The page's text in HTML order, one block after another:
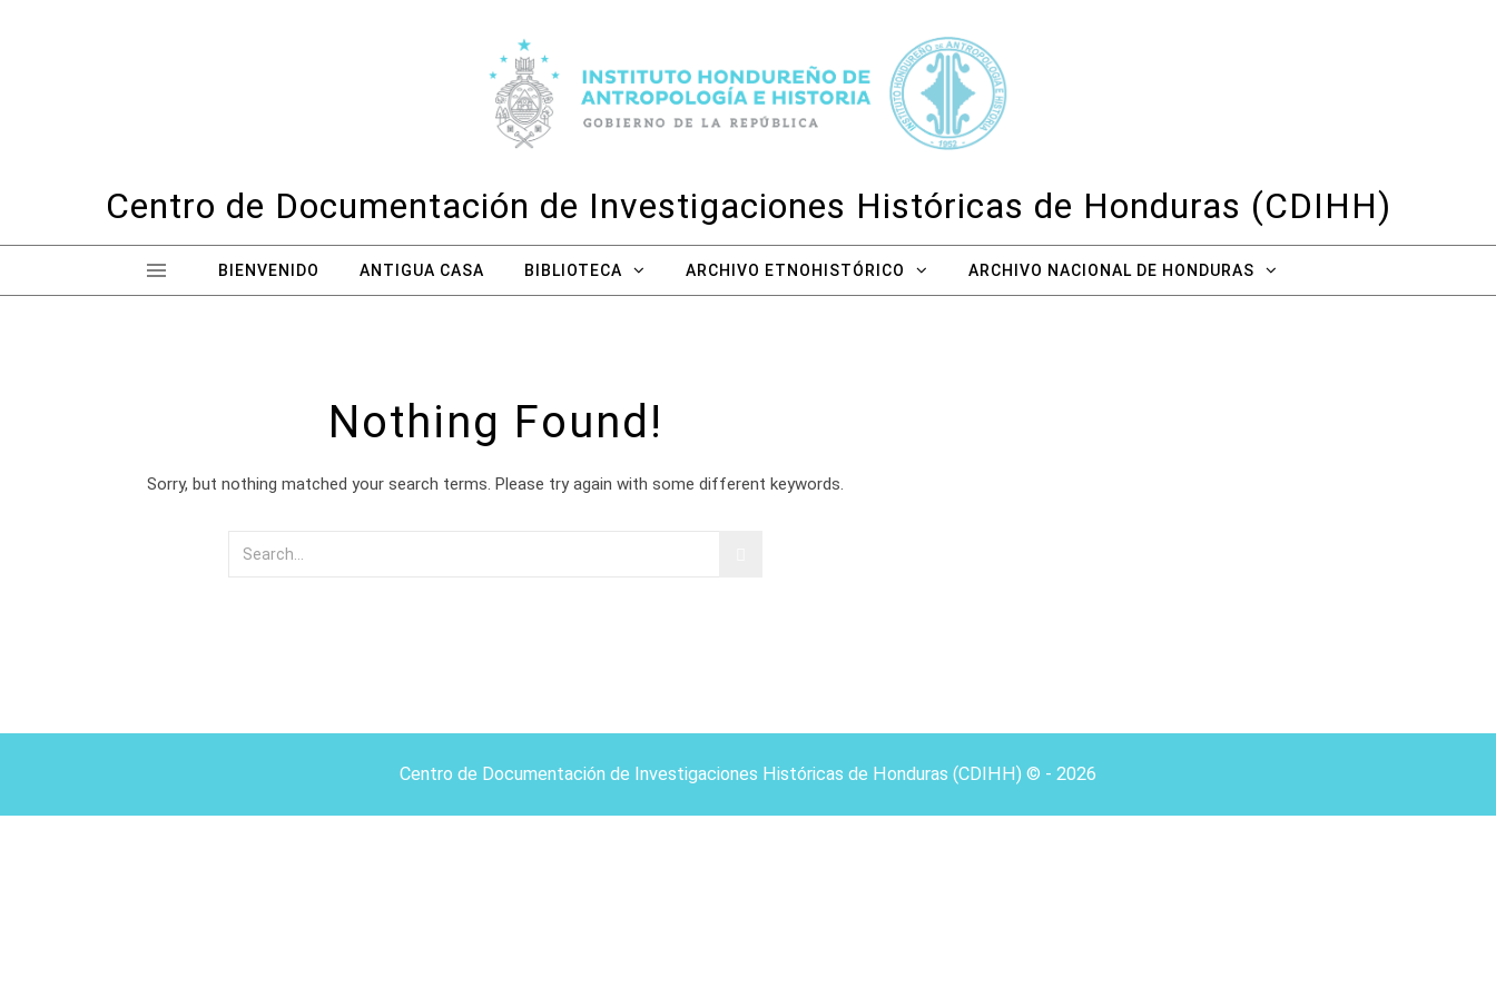
Centro de Documentación de Investigaciones Históricas de Honduras (CDIHH)
BIENVENIDO ANTIGUA CASA BIBLIOTECA ARCHIVO ETNOHISTÓRICO ARCHIVO NACIONAL DE HONDURAS
Nothing Found!
Sorry, but nothing matched your search terms. Please try again with some different keywords.
Centro de Documentación de Investigaciones Históricas de Honduras (CDIHH) © - 2026